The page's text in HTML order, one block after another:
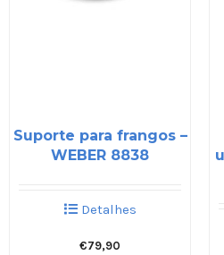
Suporte para frangos –
WEBER 8838
Detalhes
€79,90